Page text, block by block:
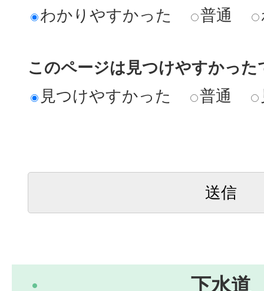
わかりやすかった
普通
このページは見つけやすかった
見つけやすかった
普通
下水道